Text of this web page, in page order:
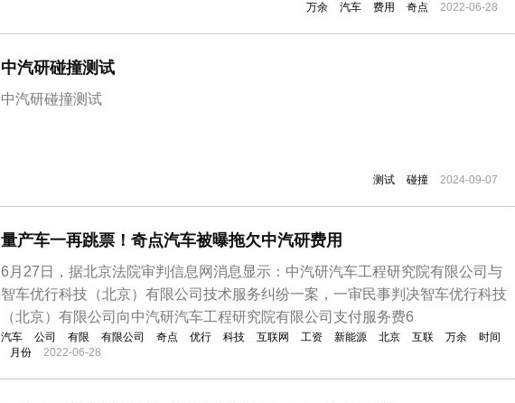
万余 汽车 费用 奇点 2022-06-28
中汽研碰撞测试
中汽研碰撞测试
测试 碰撞 2024-09-07
量产车一再跳票！奇点汽车被曝拖欠中汽研费用
6月27日，据北京法院审判信息网消息显示：中汽研汽车工程研究院有限公司与
智车优行科技（北京）有限公司技术服务纠纷一案，一审民事判决智车优行科技
（北京）有限公司向中汽研汽车工程研究院有限公司支付服务费6
汽车 公司 有限 有限公司 奇点 优行 科技 互联网 工资 新能源 北京 互联 万余
时间
月份
2022-06-28